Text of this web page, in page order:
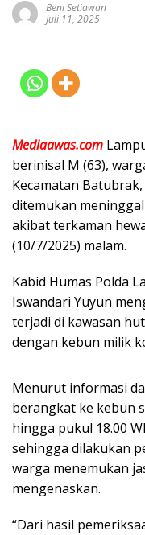
Beni Setiawan
Juli 11, 2025
Mediaawas.com
berinisal M (63),
Kecamatan
ditemukan
akibat terkaman
(10/7/2025) malam.
Kabid Humas Polda
Iswandari Yuyun
terjadi di kawasan
dengan kebun milik
Menurut informasi
berangkat ke kebun
hingga pukul 18.00
sehingga dilakukan
warga menemukan
mengenaskan.
“Dari hasil